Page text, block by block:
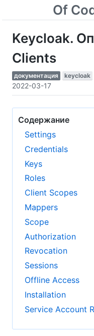
Of
Keycloak.
Clients
документация keycloak
2022-03-17
Содержание
Settings
Credentials
Keys
Roles
Client Scopes
Mappers
Scope
Authorization
Revocation
Sessions
Offline Access
Installation
Service Account